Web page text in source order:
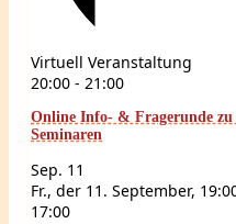
Virtuell Veranstaltung
20:00 - 21:00
Online Info- & Fragerunde zu
Seminaren
Sep. 11
Fr., der 11. September,
17:00